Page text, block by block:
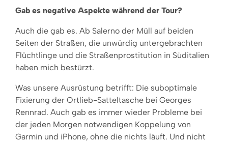
Gab es negative Aspekte während der Tour?
Auch die gab es. Ab Salerno der Müll auf beiden
Seiten der Straßen, die unwürdig untergebrachten
Flüchtlinge und die Straßenprostitution in Süditalien
haben mich bestürzt.
Was unsere Ausrüstung betrifft: Die suboptimale
Fixierung der Ortlieb-Satteltasche bei Georges
Rennrad. Auch gab es immer wieder Probleme bei
der jeden Morgen notwendigen Koppelung von
Garmin und iPhone, ohne die nichts läuft. Und nicht